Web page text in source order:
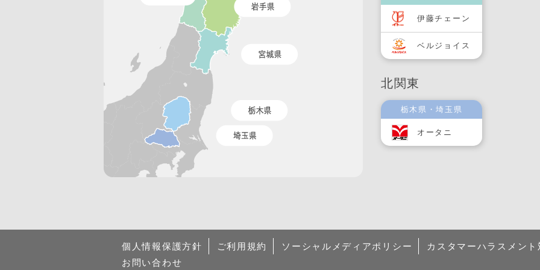
伊藤チェーン
ベルジョイス
北関東
栃木県・埼玉県
オータニ
個人情報保護方針 ご利用規約 ソーシャルメディアポリシー カスタマーハラスメン
お問い合わせ